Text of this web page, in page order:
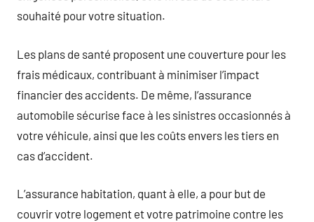
souhaité pour votre situation.
Les plans de santé proposent une couverture pour les
frais médicaux, contribuant à minimiser l’impact
financier des accidents. De même, l’assurance
automobile sécurise face à les sinistres occasionnés à
votre véhicule, ainsi que les coûts envers les tiers en
cas d’accident.
L’assurance habitation, quant à elle, a pour but de
couvrir votre logement et votre patrimoine contre les